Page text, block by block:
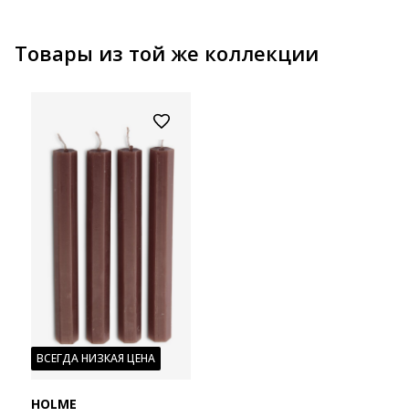
Товары из той же коллекции
ВСЕГДА НИЗКАЯ ЦЕНА
HOLME